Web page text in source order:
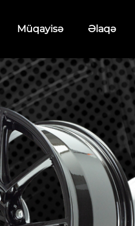
Müqayisə Əlaqə